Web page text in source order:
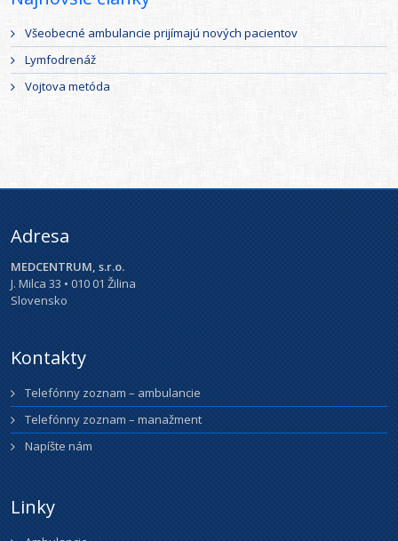
Všeobecné ambulancie prijímajú nových pacientov
Lymfodrenáž
Vojtova metóda
Adresa
MEDCENTRUM, s.r.o.
J. Milca 33 • 010 01 Žilina
Slovensko
Kontakty
Telefónny zoznam – ambulancie
Telefónny zoznam – manažment
Napíšte nám
Linky